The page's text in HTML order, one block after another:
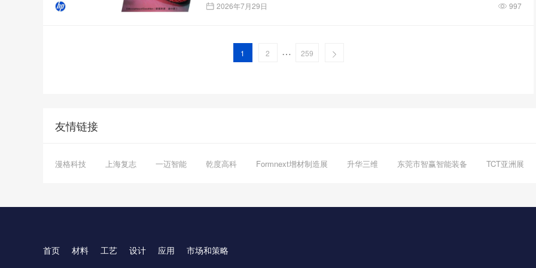
2026年7月29日 997
1 2 … 259
友情链接
漫格科技 上海复志 一迈智能 乾度高科 Formnext增材制造展 升华三维 东莞市智赢智能装备 TCT亚洲展
首页 材料 工艺 设计 应用
市场和策略